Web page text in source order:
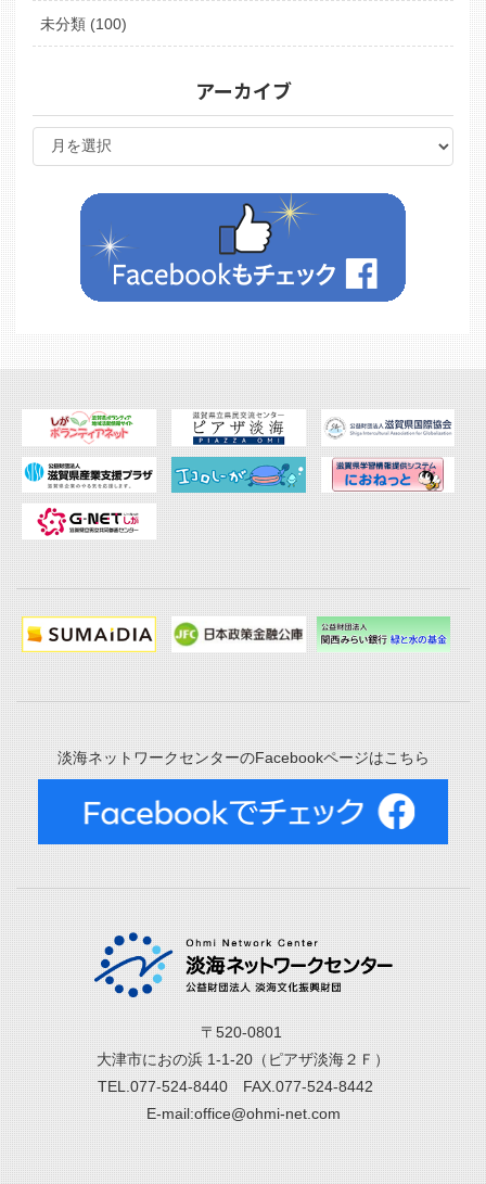
未分類 (100)
アーカイブ
淡海ネットワークセンターのFacebookページはこちら
〒520-0801
大津市におの浜 1-1-20（ピアザ淡海２Ｆ）
TEL.077-524-8440 FAX.077-524-8442
E-mail:office@ohmi-net.com